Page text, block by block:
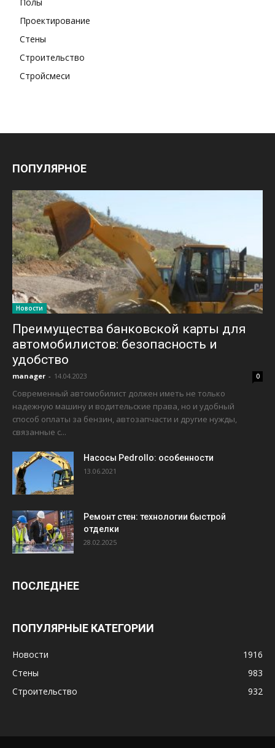
Проектирование
Стены
Строительство
Стройсмеси
ПОПУЛЯРНОЕ
Новости
Преимущества банковской карты для
автомобилистов: безопасность и
удобство
manager - 14.04.2023 0
Современный автомобилист должен иметь не только
надежную машину и водительские права, но и удобный
способ оплаты за бензин, автозапчасти и другие нужды,
связанные с...
Насосы Pedrollo: особенности
13.06.2021
Ремонт стен: технологии быстрой
отделки
28.02.2025
ПОСЛЕДНЕЕ
ПОПУЛЯРНЫЕ КАТЕГОРИИ
Новости
1916
Стены
983
Строительство
932